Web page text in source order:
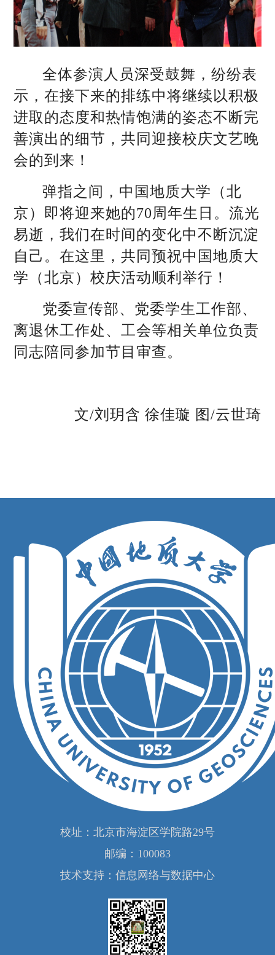
全体参演人员深受鼓舞，纷纷表
示，在接下来的排练中将继续以积极
进取的态度和热情饱满的姿态不断完
善演出的细节，共同迎接校庆文艺晚
会的到来！
弹指之间，中国地质大学（北
京）即将迎来她的70周年生日。流光
易逝，我们在时间的变化中不断沉淀
自己。在这里，共同预祝中国地质大
学（北京）校庆活动顺利举行！
党委宣传部、党委学生工作部、
离退休工作处、工会等相关单位负责
同志陪同参加节目审查。
文/刘玥含 徐佳璇 图/云世琦
校址：北京市海淀区学院路29号
邮编：100083
技术支持：信息网络与数据中心